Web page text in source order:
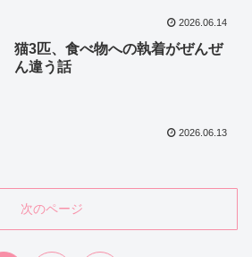
2026.06.14
猫3匹、食べ物への執着がぜんぜ
ん違う話
2026.06.13
次のページ